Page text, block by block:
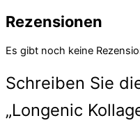
Rezensionen
Es gibt noch keine
Schreiben Sie
„Longenic